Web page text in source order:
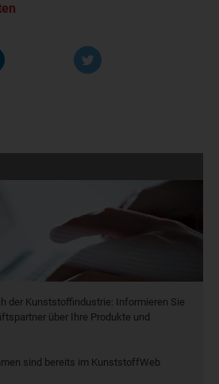
der Kunststoffindustrie: Informieren Sie
über Ihre Produkte und
sind bereits im KunststoffWeb